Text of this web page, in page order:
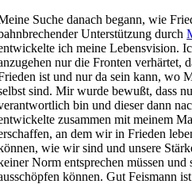
Suche danach begann, wie
Unterstützung durch
ich meine Lebensvision.
nur die Fronten verhärtet,
ist und nur da sein kann, wo
sind. Mir wurde bewußt, dass
bin und dieser dann
zusammen mit meinem
an dem wir in Frieden
wie wir sind und unsere
Norm entsprechen müssen und
können. Gut Feismann